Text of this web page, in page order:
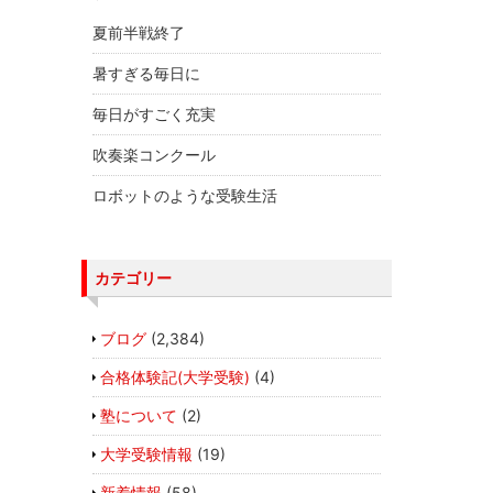
夏前半戦終了
暑すぎる毎日に
毎日がすごく充実
吹奏楽コンクール
ロボットのような受験生活
カテゴリー
ブログ(2,384)
合格体験記(大学受験) (4)
塾について (2)
大学受験情報 (19)